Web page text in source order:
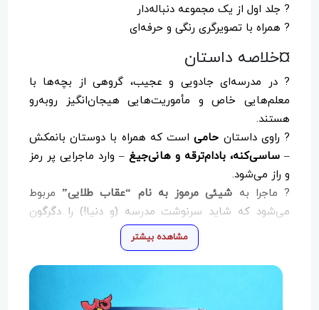
? جلد اول از یک مجموعه دنباله‌دار
?️ همراه با تصویرگری رنگی و حرفه‌ای
¤خلاصه داستان
? در مدرسه‌ای جادویی و عجیب، گروهی از بچه‌ها با
معلم‌هایی خاص و مأموریت‌هایی هیجان‌انگیز روبه‌رو
هستند.
? راوی داستان حامیاست که همراه با دوستان بانمکش
– ساسی‌کنه، بادام‌ترقه و هانی‌جیغ– وارد ماجرایی پر رمز
و راز می‌شود.
? ماجرا به شیئی مرموز به نام “عقاب طلایی”مربوط
می‌شود که شاید سرنوشت مدرسه (و دنیا!) را دگرگون
¤رده سنی مناسب
? مخصوص علاقه‌مندان به داستان‌های تخیلی، پرحادثه و
مشاهده بیشتر